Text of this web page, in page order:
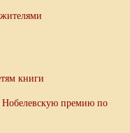
книги
премию по